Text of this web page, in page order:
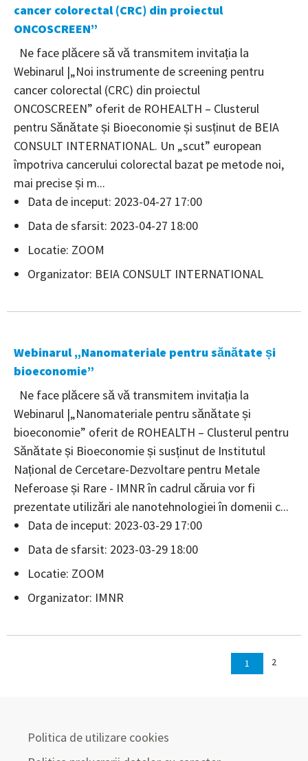
cancer colorectal (CRC) din proiectul
ONCOSCREEN”
Ne face plăcere să vă transmitem invitația la
Webinarul |„Noi instrumente de screening pentru
cancer colorectal (CRC) din proiectul
ONCOSCREEN” oferit de ROHEALTH – Clusterul
pentru Sănătate și Bioeconomie și susținut de BEIA
CONSULT INTERNATIONAL. Un „scut” european
împotriva cancerului colorectal bazat pe metode noi,
mai precise și m...
Data de inceput: 2023-04-27 17:00
Data de sfarsit: 2023-04-27 18:00
Locatie: ZOOM
Organizator: BEIA CONSULT INTERNATIONAL
Webinarul „Nanomateriale pentru sănătate și
bioeconomie”
Ne face plăcere să vă transmitem invitația la
Webinarul |„Nanomateriale pentru sănătate și
bioeconomie” oferit de ROHEALTH – Clusterul pentru
Sănătate și Bioeconomie și susținut de Institutul
Național de Cercetare-Dezvoltare pentru Metale
Neferoase și Rare - IMNR în cadrul căruia vor fi
prezentate utilizări ale nanotehnologiei în domenii c...
Data de inceput: 2023-03-29 17:00
Data de sfarsit: 2023-03-29 18:00
Locatie: ZOOM
Organizator: IMNR
1 2
Politica de utilizare cookies